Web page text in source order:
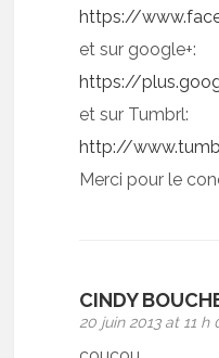
https://
et sur google+:
https://
et sur Tumbrl:
http://
Merci pour le
CINDY
20 juin 2013 at 11 h